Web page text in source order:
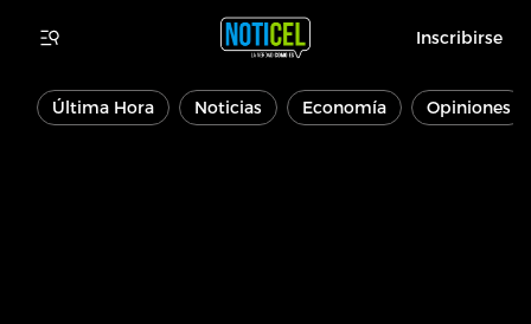
Inscribirse
Última Hora Noticias Economía Opiniones